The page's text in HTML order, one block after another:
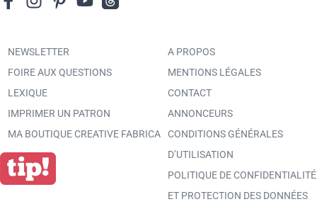
NEWSLETTER
FOIRE AUX QUESTIONS
LEXIQUE
IMPRIMER UN PATRON
MA BOUTIQUE CREATIVE FABRICA
A PROPOS
MENTIONS LÉGALES
CONTACT
ANNONCEURS
CONDITIONS GÉNÉRALES
D’UTILISATION
POLITIQUE DE CONFIDENTIALITÉ
ET PROTECTION DES DONNÉES